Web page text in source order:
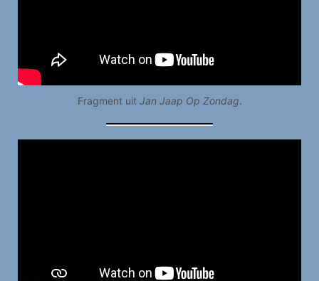
Fragment uit Jan Jaap Op Zondag.